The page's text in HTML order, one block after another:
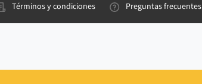
Términos y condiciones Preguntas frecuentes